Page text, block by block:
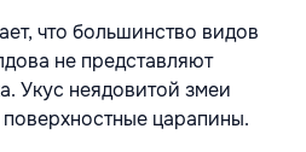
что большинство видов
не представляют
Укус неядовитой змеи
царапины.